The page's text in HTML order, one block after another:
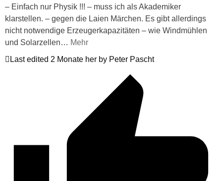
– Einfach nur Physik !!! – muss ich als Akademiker
klarstellen. – gegen die Laien Märchen. Es gibt allerdings
nicht notwendige Erzeugerkapazitäten – wie Windmühlen
und Solarzellen… Mehr
Last edited 2 Monate her by Peter Pascht